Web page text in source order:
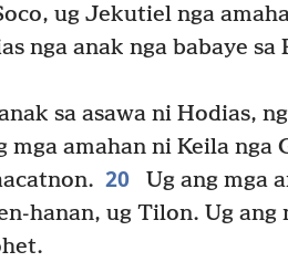
ug Jekutiel nga
nga anak nga babaye
sa asawa ni Hodias,
mga amahan ni Keila nga
20
Ug ang mga
hanan, ug Tilon. Ug ang